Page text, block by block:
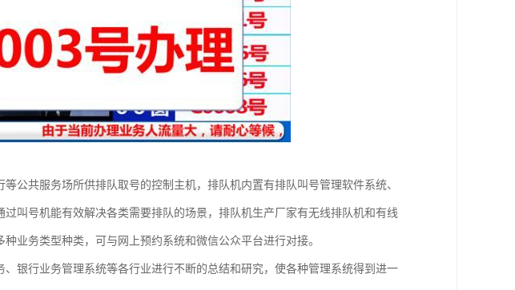
公共服务场所供排队取号的控制主机，排队机内置有排队叫号管理软件系统、
叫号机能有效解决各类需要排队的场景，排队机生产厂家有无线排队机和有线
业务类型种类，可与网上预约系统和微信公众平台进行对接。
银行业务管理系统等各行业进行不断的总结和研究，使各种管理系统得到进一